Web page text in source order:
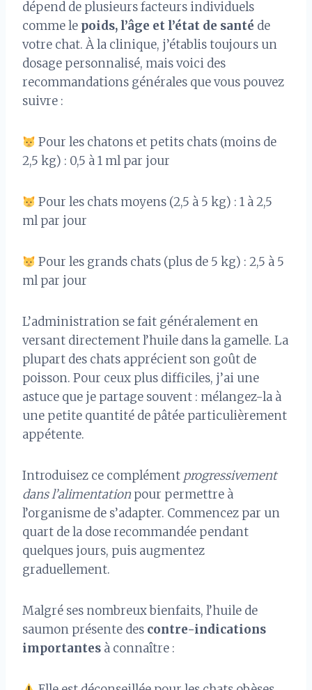
dépend de plusieurs facteurs individuels
comme le poids, l’âge et l’état de santé de
votre chat. À la clinique, j’établis toujours un
dosage personnalisé, mais voici des
recommandations générales que vous pouvez
suivre :
Pour les chatons et petits chats (moins de
2,5 kg) : 0,5 à 1 ml par jour
Pour les chats moyens (2,5 à 5 kg) : 1 à 2,5
ml par jour
Pour les grands chats (plus de 5 kg) : 2,5 à 5
ml par jour
L’administration se fait généralement en
versant directement l’huile dans la gamelle. La
plupart des chats apprécient son goût de
poisson. Pour ceux plus difficiles, j’ai une
astuce que je partage souvent : mélangez-la à
une petite quantité de pâtée particulièrement
appétente.
Introduisez ce complément progressivement
dans l’alimentation pour permettre à
l’organisme de s’adapter. Commencez par un
quart de la dose recommandée pendant
quelques jours, puis augmentez
graduellement.
Malgré ses nombreux bienfaits, l’huile de
saumon présente des contre-indications
importantes à connaître :